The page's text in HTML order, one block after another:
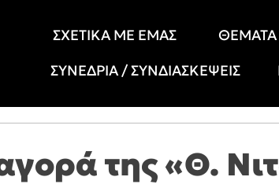
ΣΧΕΤΙΚΑ ΜΕ ΕΜΑΣ ΘΕΜΑΤΑ
ΣΥΝΕΔΡΙΑ / ΣΥΝΔΙΑΣΚΕΨΕΙΣ
της «Θ.